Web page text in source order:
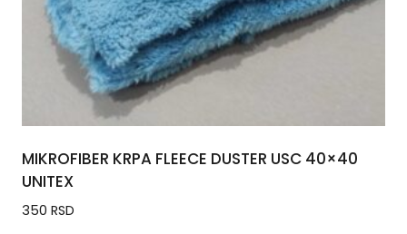
MIKROFIBER KRPA FLEECE DUSTER USC 40×40
UNITEX
350 RSD